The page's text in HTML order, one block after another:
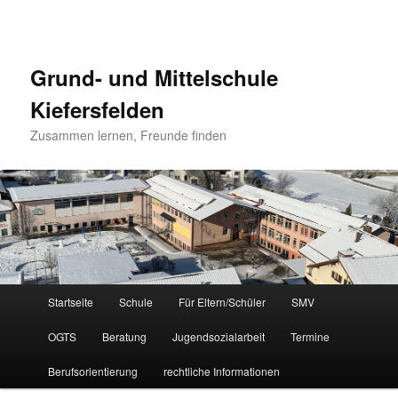
Grund- und Mittelschule
Kiefersfelden
Zusammen lernen, Freunde finden
Zum
Inhalt
wechseln
Startseite Schule Für Eltern/Schüler SMV
OGTS Beratung Jugendsozialarbeit Termine
Berufsorientierung rechtliche Informationen